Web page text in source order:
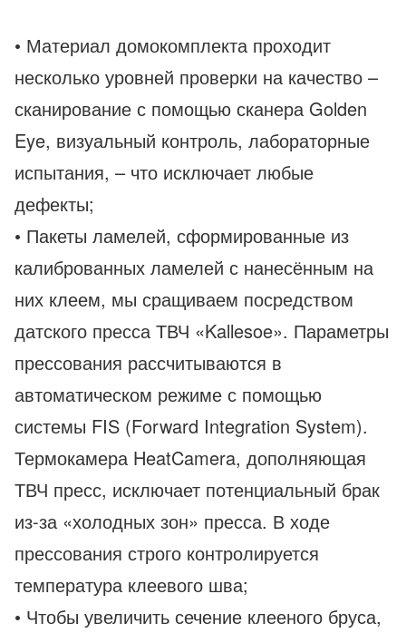
• Материал домокомплекта проходит
несколько уровней проверки на качество –
сканирование с помощью сканера Golden
Eye, визуальный контроль, лабораторные
испытания, – что исключает любые
дефекты;
• Пакеты ламелей, сформированные из
калиброванных ламелей с нанесённым на
них клеем, мы сращиваем посредством
датского пресса ТВЧ «Kallesoe». Параметры
прессования рассчитываются в
автоматическом режиме с помощью
системы FIS (Forward Integration System).
Термокамера HeatCamera, дополняющая
ТВЧ пресс, исключает потенциальный брак
из-за «холодных зон» пресса. В ходе
прессования строго контролируется
температура клеевого шва;
• Чтобы увеличить сечение клееного бруса,